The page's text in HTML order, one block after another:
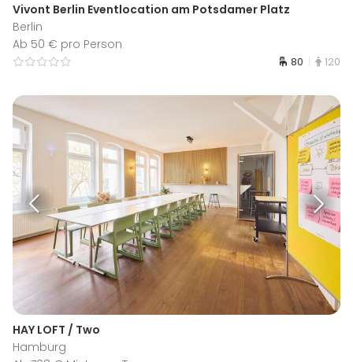
Vivont Berlin Eventlocation am Potsdamer Platz
Berlin
Ab 50 € pro Person
80 120
HAY LOFT / Two
Hamburg